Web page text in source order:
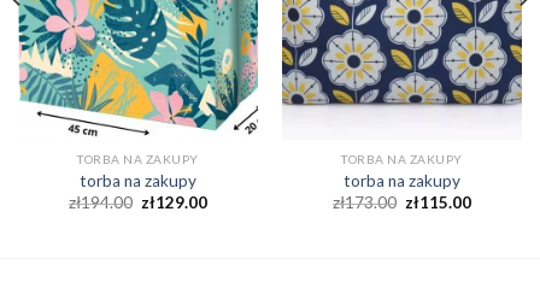
TORBA NA ZAKUPY
torba na zakupy
zł194.00 zł129.00
TORBA NA ZAKUPY
torba na zakupy
zł173.00 zł115.00